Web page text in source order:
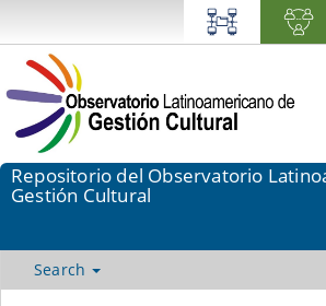
Repositorio del Observatorio
Gestión Cultural
Search